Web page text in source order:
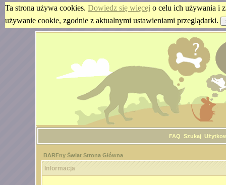
Ta strona używa cookies. Dowiedz się więcej o celu ich używania i
używanie cookie, zgodnie z aktualnymi ustawieniami przeglądarki.
FAQ Szukaj
BARFny Świat Strona Główna
Informacja